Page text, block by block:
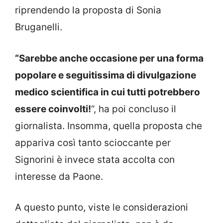
riprendendo la proposta di Sonia
Bruganelli.
“Sarebbe anche occasione per una forma
popolare e seguitissima di divulgazione
medico scientifica in cui tutti potrebbero
essere coinvolti!“, ha poi concluso il
giornalista. Insomma, quella proposta che
appariva così tanto scioccante per
Signorini è invece stata accolta con
interesse da Paone.
A questo punto, viste le considerazioni